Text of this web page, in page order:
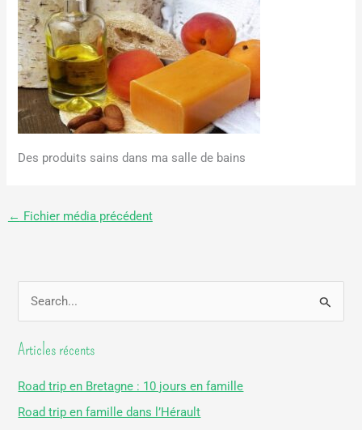
Des produits sains dans ma salle de bains
← Fichier média précédent
c
r
Articles récents
Road trip en Bretagne : 10 jours en famille
Road trip en famille dans l’Hérault